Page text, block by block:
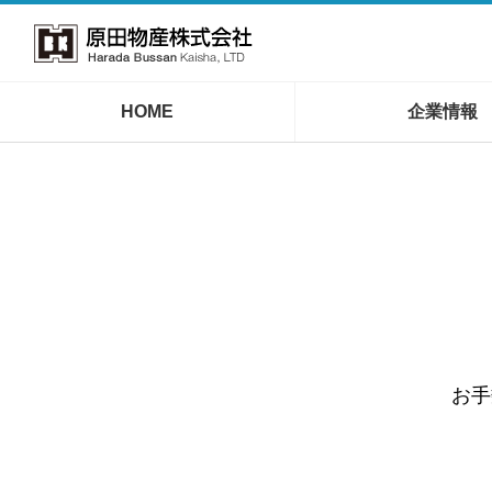
HOME 企業情報
お